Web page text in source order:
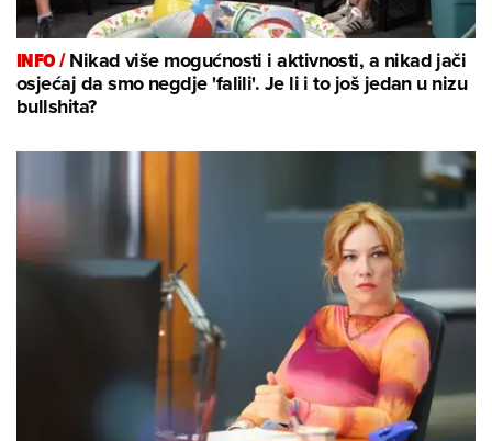
INFO /Nikad više mogućnosti i aktivnosti, a nikad jači
osjećaj da smo negdje 'falili'. Je li i to još jedan u nizu
bullshita?